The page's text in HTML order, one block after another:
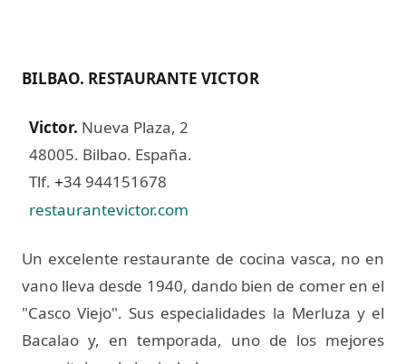
BILBAO. RESTAURANTE VICTOR
Victor. Nueva Plaza, 2
48005. Bilbao. España.
Tlf. +34 944151678
restaurantevictor.com
Un excelente restaurante de cocina vasca, no en
vano lleva desde 1940, dando bien de comer en el
"Casco Viejo". Sus especialidades la Merluza y el
Bacalao y, en temporada, uno de los mejores